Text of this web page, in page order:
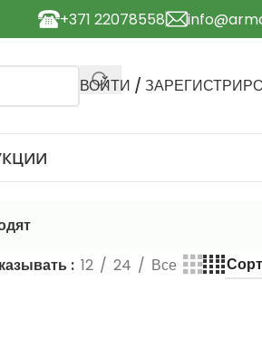
+371 22078558
ВОЙТИ /
12 24 Все